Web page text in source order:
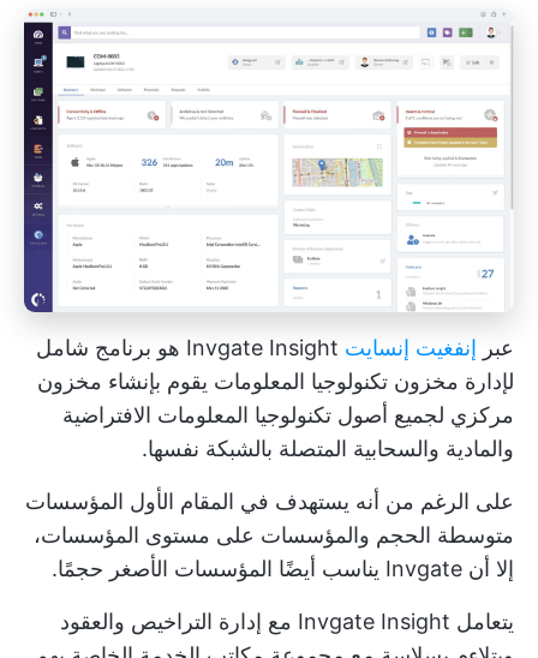
عبر إنفغيت إنسايت
Invgate Insight هو برنامج شامل
لإدارة مخزون تكنولوجيا المعلومات يقوم بإنشاء مخزون
مركزي لجميع أصول تكنولوجيا المعلومات الافتراضية
والمادية والسحابية المتصلة بالشبكة نفسها.
على الرغم من أنه يستهدف في المقام الأول المؤسسات
متوسطة الحجم والمؤسسات على مستوى المؤسسات،
إلا أن Invgate يناسب أيضًا المؤسسات الأصغر حجمًا.
يتعامل Invgate Insight مع إدارة التراخيص والعقود